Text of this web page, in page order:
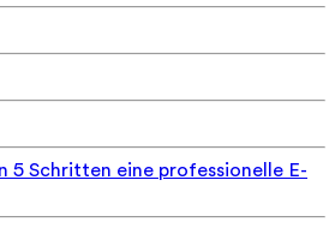
5 Schritten eine professionelle E-